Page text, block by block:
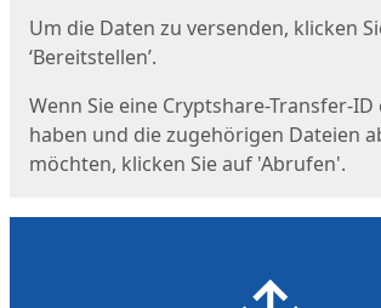
Um die Daten zu versenden, klicken
‘Bereitstellen’.
Wenn Sie eine Cryptshare-Transfer-
haben und die zugehörigen Dateien
möchten, klicken Sie auf 'Abrufen'.